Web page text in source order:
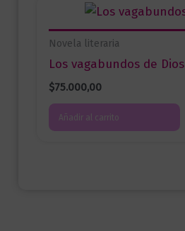
Novela literaria
Los vagabundos de Dios
$75.000,00
Añadir al carrito